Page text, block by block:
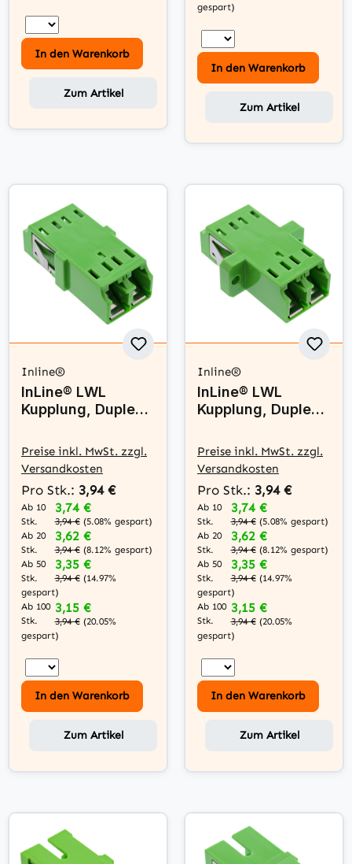
In den Warenkorb
Zum Artikel
gespart)
In den Warenkorb
Zum Artikel
Inline®
InLine® LWL
Kupplung, Duplex
singlemode, grün,
Keramik-Hülse
Preise inkl. MwSt. zzgl.
Versandkosten
Pro Stk.: 3,94 €
Ab 10
Stk.
3,74 €
3,94 € (5.08% gespart)
Ab 20
Stk.
3,62 €
3,94 € (8.12% gespart)
Ab 50
Stk.
3,35 €
3,94 € (14.97%
gespart)
Ab 100
Stk.
3,15 €
3,94 € (20.05%
gespart)
In den Warenkorb
Zum Artikel
Inline®
InLine® LWL
Kupplung, Duplex
singlemode, grün,
Keramik-Hülse,
zum Einbau
Preise inkl. MwSt. zzgl.
Versandkosten
Pro Stk.: 3,94 €
Ab 10
Stk.
3,74 €
3,94 € (5.08% gespart)
Ab 20
Stk.
3,62 €
3,94 € (8.12% gespart)
Ab 50
Stk.
3,35 €
3,94 € (14.97%
gespart)
Ab 100
Stk.
3,15 €
3,94 € (20.05%
gespart)
In den Warenkorb
Zum Artikel